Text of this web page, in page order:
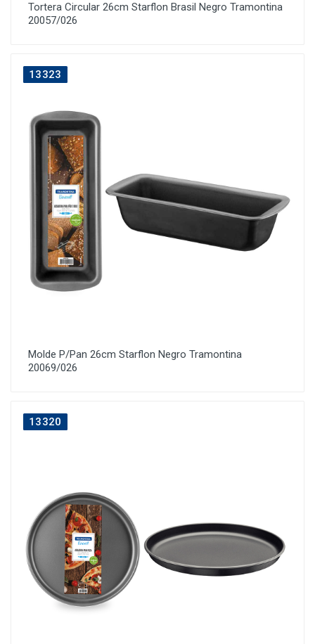
Tortera Circular 26cm Starflon Brasil Negro Tramontina
20057/026
13323
Molde P/Pan 26cm Starflon Negro Tramontina
20069/026
13320